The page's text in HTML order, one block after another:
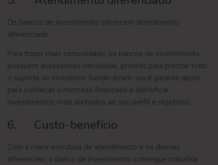
Os bancos de investimento oferecem atendimento
diferenciado.
Para trazer mais comodidade, os bancos de investimento
possuem assessorias vinculadas, prontas para prestar todo
o suporte ao investidor. Sendo assim, você garante apoio
para conhecer o mercado financeiro e identificar
investimentos mais alinhados ao seu perfil e objetivos.
6. Custo-benefício
Com a maior estrutura de atendimento e os demais
diferenciais, o banco de investimento consegue trabalhar